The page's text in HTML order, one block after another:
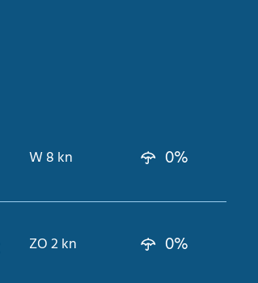
W 8 kn 0%
ZO 2 kn 0%